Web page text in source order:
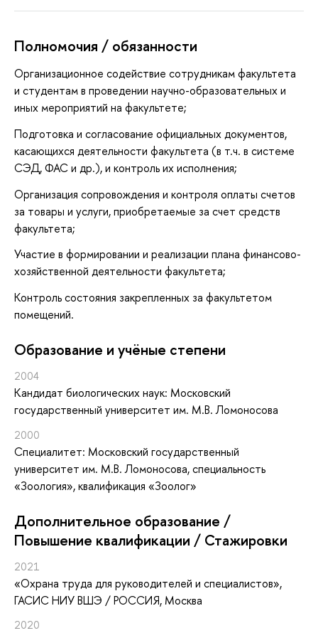
Полномочия / обязанности
Организационное содействие сотрудникам факультета
и студентам в проведении научно-образовательных и
иных мероприятий на факультете;
Подготовка и согласование официальных документов,
касающихся деятельности факультета (в т.ч. в системе
СЭД, ФАС и др.), и контроль их исполнения;
Организация сопровождения и контроля оплаты счетов
за товары и услуги, приобретаемые за счет средств
факультета;
Участие в формировании и реализации плана финансово-
хозяйственной деятельности факультета;
Контроль состояния закрепленных за факультетом
помещений.
Oбразование и учёные степени
2004
Кандидат биологических наук: Московский
государственный университет им. М.В. Ломоносова
2000
Специалитет: Московский государственный
университет им. М.В. Ломоносова, специальность
«Зоология», квалификация «Зоолог»
Дополнительное образование /
Повышение квалификации / Стажировки
2021
«Охрана труда для руководителей и специалистов»,
ГАСИС НИУ ВШЭ / РОССИЯ, Москва
2020